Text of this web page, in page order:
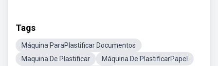
Tags
Máquina ParaPlastificar Documentos
Maquina De Plastificar
Máquina De PlastificarPapel